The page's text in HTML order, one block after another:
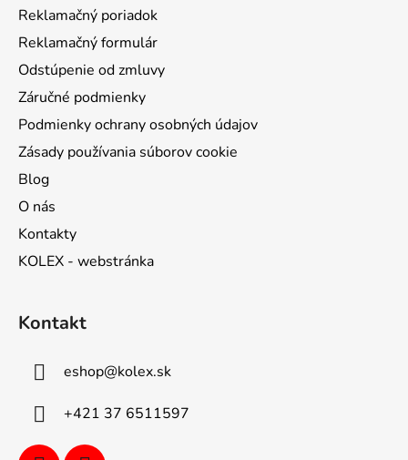
Reklamačný poriadok
Reklamačný formulár
Odstúpenie od zmluvy
Záručné podmienky
Podmienky ochrany osobných údajov
Zásady používania súborov cookie
Blog
O nás
Kontakty
KOLEX - webstránka
Kontakt
eshop@kolex.sk
+421 37 6511597